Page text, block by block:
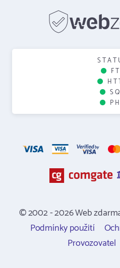
© 2002 - 2026 Web
Podmínky použití
Provozovatel